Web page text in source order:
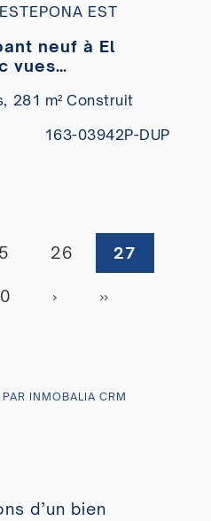
EST
neuf à El
vues
281 m² Construit
163-03942P-DUP
26 27
› »
INMOBALIA CRM
d’un bien